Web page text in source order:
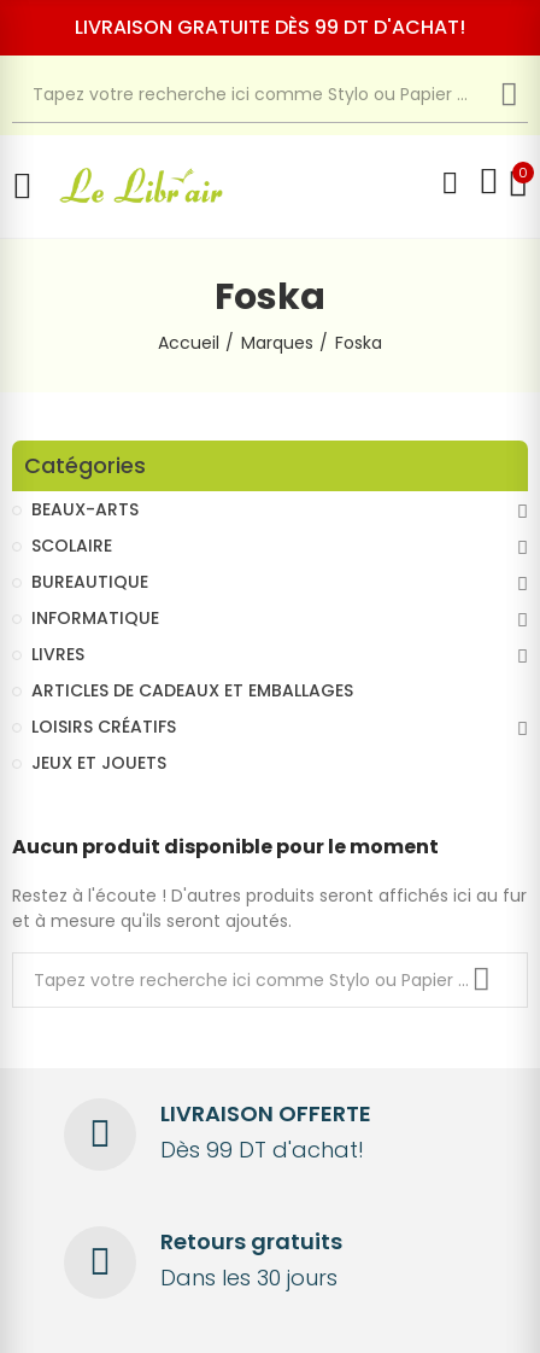
LIVRAISON GRATUITE DÈS 99 DT D'ACHAT!
0
Foska
Accueil Marques Foska
Aucun produit disponible pour le moment
Restez à l'écoute ! D'autres produits seront affichés ici au fur
et à mesure qu'ils seront ajoutés.
Catégories
BEAUX-ARTS
SCOLAIRE
BUREAUTIQUE
INFORMATIQUE
LIVRES
ARTICLES DE CADEAUX ET EMBALLAGES
LOISIRS CRÉATIFS
JEUX ET JOUETS
LIVRAISON OFFERTE
Dès 99 DT d'achat!
Retours gratuits
Dans les 30 jours